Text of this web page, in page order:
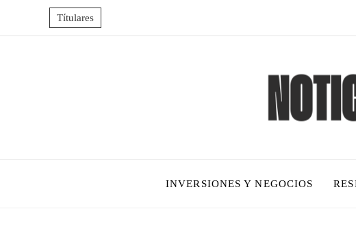
Títulares
INVERSIONES Y NEGOCIOS